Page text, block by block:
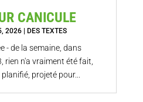
CANICULE
2026| DES TEXTES
- de la semaine, dans
rien n'a vraiment été fait,
projeté pour...